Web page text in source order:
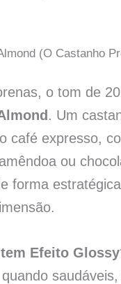
(O Castanho
o tom de
. Um
café expresso,
ou
forma
Efeito